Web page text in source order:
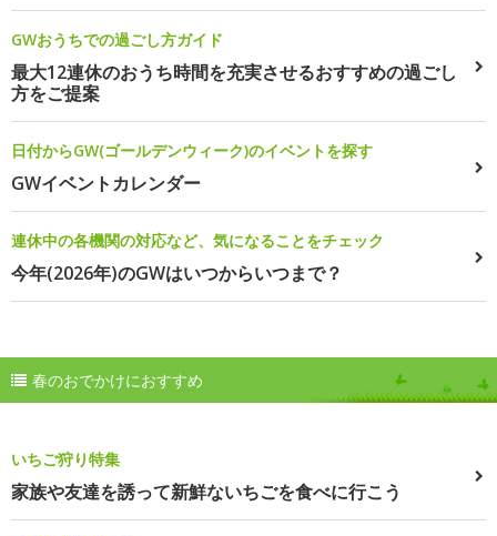
GWおうちでの過ごし方ガイド
最大12連休のおうち時間を充実させるおすすめの過ごし
方をご提案
日付からGW(ゴールデンウィーク)のイベントを探す
GWイベントカレンダー
連休中の各機関の対応など、気になることをチェック
今年(2026年)のGWはいつからいつまで？
春のおでかけにおすすめ
いちご狩り特集
家族や友達を誘って新鮮ないちごを食べに行こう